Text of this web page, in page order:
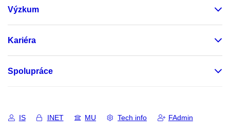
Výzkum
Kariéra
Spolupráce
IS INET MU Tech info FAdmin